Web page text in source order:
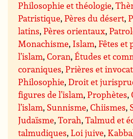
Philosophie et théologie,
Patristique,Pères du désert,
latins,Pères orientaux,
Monachisme, Islam,Fêtes et
l’islam,Coran,Études et
coraniques,Prières et
Philosophie,Droit et
figures de l’islam,Prophètes,
l’islam, Sunnisme,Chiismes,
Judaïsme,Torah,Talmud et
talmudiques,Loi juive,